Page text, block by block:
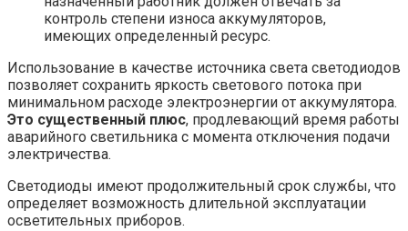
контроль степени износа аккумуляторов,
имеющих определенный ресурс.
Использование в качестве источника света светодиодов
позволяет сохранить яркость светового потока при
минимальном расходе электроэнергии от аккумулятора.
Это существенный плюс, продлевающий время работы
аварийного светильника с момента отключения подачи
электричества.
Светодиоды имеют продолжительный срок службы, что
определяет возможность длительной эксплуатации
осветительных приборов.